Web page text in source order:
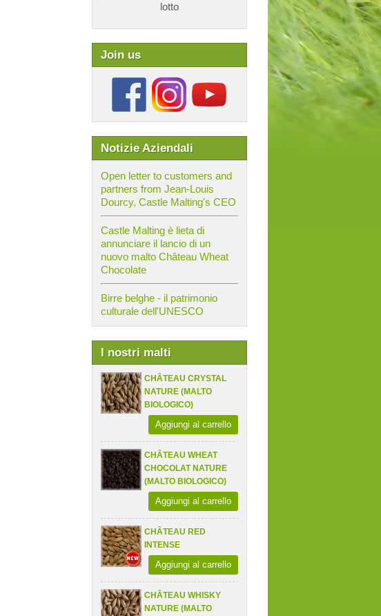
lotto
Join us
Notizie Aziendali
Open letter to customers and
partners from Jean-Louis
Dourcy, Castle Malting's CEO
Castle Malting è lieta di
annunciare il lancio di un
nuovo malto Château Wheat
Chocolate
Birre belghe - il patrimonio
culturale dell'UNESCO
I nostri malti
CHÂTEAU CRYSTAL
NATURE (MALTO
BIOLOGICO)
Aggiungi al carrello
CHÂTEAU WHEAT
CHOCOLAT NATURE
(MALTO BIOLOGICO)
Aggiungi al carrello
CHÂTEAU RED
INTENSE
Aggiungi al carrello
CHÂTEAU WHISKY
NATURE (MALTO